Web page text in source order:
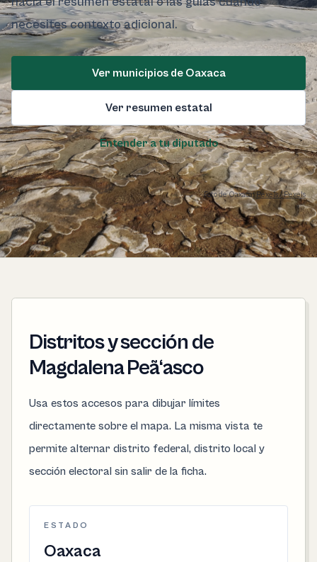
necesites contexto adicional.
Ver municipios de Oaxaca
Ver resumen estatal
Entender a tu diputado
Foto de Oaxaca: Pexels / Pexels
Distritos y sección de
Magdalena Peã‘asco
Usa estos accesos para dibujar límites
directamente sobre el mapa. La misma vista te
permite alternar distrito federal, distrito local y
sección electoral sin salir de la ficha.
ESTADO
Oaxaca